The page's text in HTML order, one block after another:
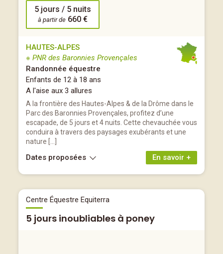
5 jours / 5 nuits
à partir de 660 €
HAUTES-ALPES
※ PNR des Baronnies Provençales
Randonnée équestre
Enfants de 12 à 18 ans
A l'aise aux 3 allures
A la frontière des Hautes-Alpes & de la Drôme dans le
Parc des Baronnies Provençales, profitez d’une
escapade, de 5 jours et 4 nuits. Cette chevauchée vous
conduira à travers des paysages exubérants et une
nature […]
En savoir +
Dates proposées
Centre Équestre Equiterra
5 jours inoubliables à poney